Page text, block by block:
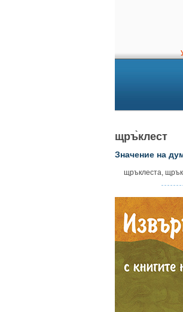
щръ̀клест
Значение на
щръклеста,